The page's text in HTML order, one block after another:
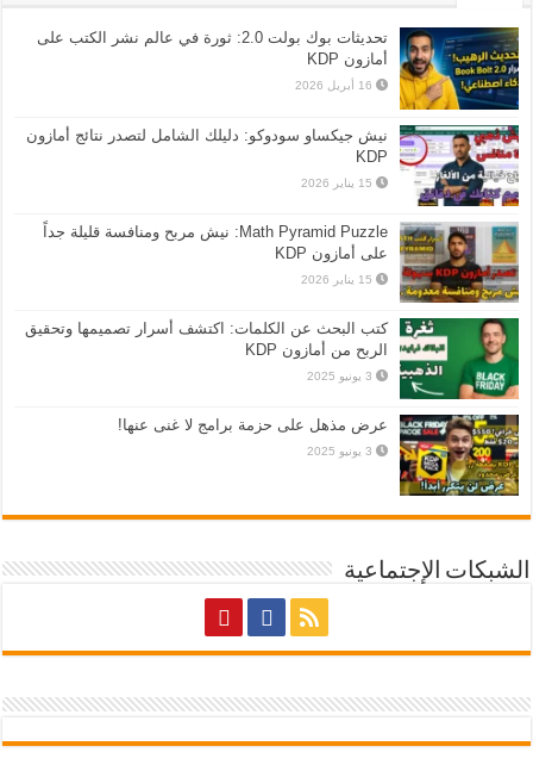
تحديثات بوك بولت 2.0: ثورة في عالم نشر الكتب على
أمازون KDP
16 أبريل 2026
نيش جيكساو سودوكو: دليلك الشامل لتصدر نتائج أمازون
KDP
15 يناير 2026
Math Pyramid Puzzle: نيش مربح ومنافسة قليلة جداً
على أمازون KDP
15 يناير 2026
كتب البحث عن الكلمات: اكتشف أسرار تصميمها وتحقيق
الربح من أمازون KDP
3 يونيو 2025
عرض مذهل على حزمة برامج لا غنى عنها!
3 يونيو 2025
الشبكات الإجتماعية